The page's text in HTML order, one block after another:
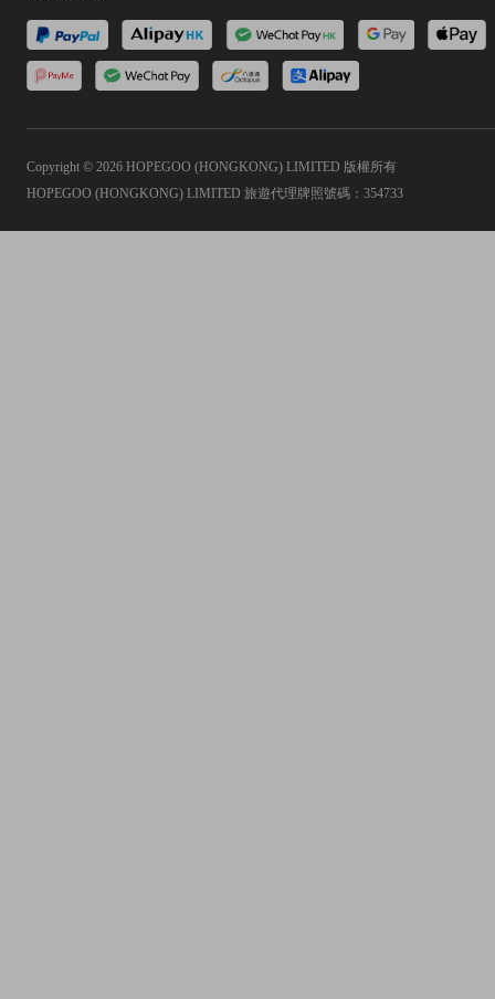
Copyright © 2026 HOPEGOO (HONGKONG) LIMITED 版權所有
HOPEGOO (HONGKONG) LIMITED 旅遊代理牌照號碼：354733